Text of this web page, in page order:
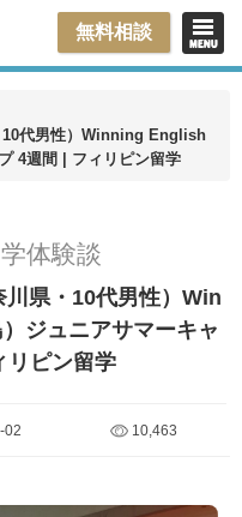
無料相談
10代男性）Winning English
4週間 | フィリピン留学
体験談
県・10代男性）Win
ジュニアサマーキャ
リピン留学
02 10,463